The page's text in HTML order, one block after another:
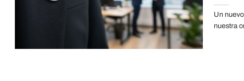
Un
nuestra